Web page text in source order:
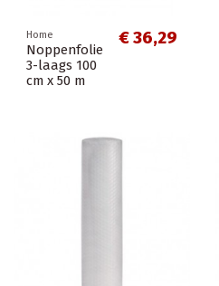
Home
Noppenfolie
3-laags 100
cm x 50 m
€ 36,29